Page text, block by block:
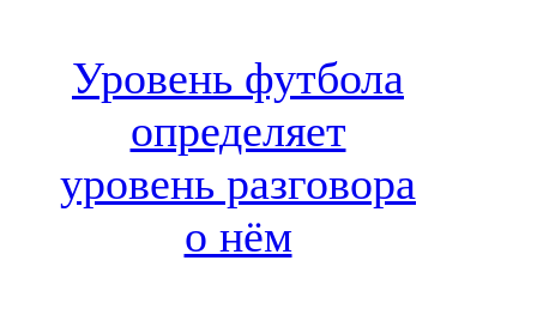
Уровень футбола
определяет
уровень разговора
о нём